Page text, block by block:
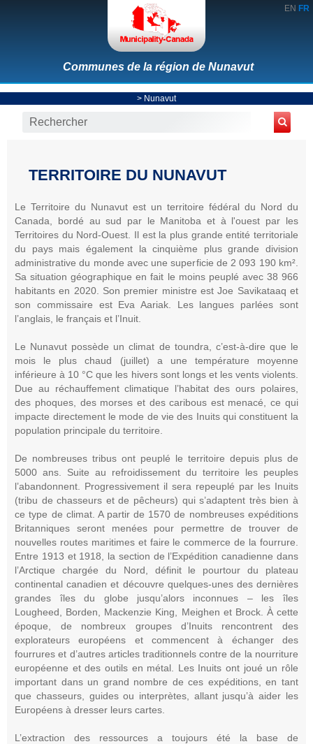
EN FR
Communes de la région de Nunavut
> Nunavut
TERRITOIRE DU NUNAVUT
Le Territoire du Nunavut est un territoire fédéral du Nord du
Canada, bordé au sud par le Manitoba et à l'ouest par les
Territoires du Nord-Ouest. Il est la plus grande entité territoriale
du pays mais également la cinquième plus grande division
administrative du monde avec une superficie de 2 093 190 km².
Sa situation géographique en fait le moins peuplé avec 38 966
habitants en 2020. Son premier ministre est Joe Savikataaq et
son commissaire est Eva Aariak. Les langues parlées sont
l’anglais, le français et l’Inuit.
Le Nunavut possède un climat de toundra, c’est-à-dire que le
mois le plus chaud (juillet) a une température moyenne
inférieure à 10 °C que les hivers sont longs et les vents violents.
Due au réchauffement climatique l’habitat des ours polaires,
des phoques, des morses et des caribous est menacé, ce qui
impacte directement le mode de vie des Inuits qui constituent la
population principale du territoire.
De nombreuses tribus ont peuplé le territoire depuis plus de
5000 ans. Suite au refroidissement du territoire les peuples
l’abandonnent. Progressivement il sera repeuplé par les Inuits
(tribu de chasseurs et de pêcheurs) qui s’adaptent très bien à
ce type de climat. A partir de 1570 de nombreuses expéditions
Britanniques seront menées pour permettre de trouver de
nouvelles routes maritimes et faire le commerce de la fourrure.
Entre 1913 et 1918, la section de l’Expédition canadienne dans
l’Arctique chargée du Nord, définit le pourtour du plateau
continental canadien et découvre quelques-unes des dernières
grandes îles du globe jusqu’alors inconnues – les îles
Lougheed, Borden, Mackenzie King, Meighen et Brock. À cette
époque, de nombreux groupes d’Inuits rencontrent des
explorateurs européens et commencent à échanger des
fourrures et d’autres articles traditionnels contre de la nourriture
européenne et des outils en métal. Les Inuits ont joué un rôle
important dans un grand nombre de ces expéditions, en tant
que chasseurs, guides ou interprètes, allant jusqu’à aider les
Européens à dresser leurs cartes.
L’extraction des ressources a toujours été la base de